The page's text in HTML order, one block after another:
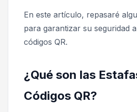
En este artículo, repasaré
para garantizar su seguridad
códigos QR.
¿Qué son las
Códigos QR?